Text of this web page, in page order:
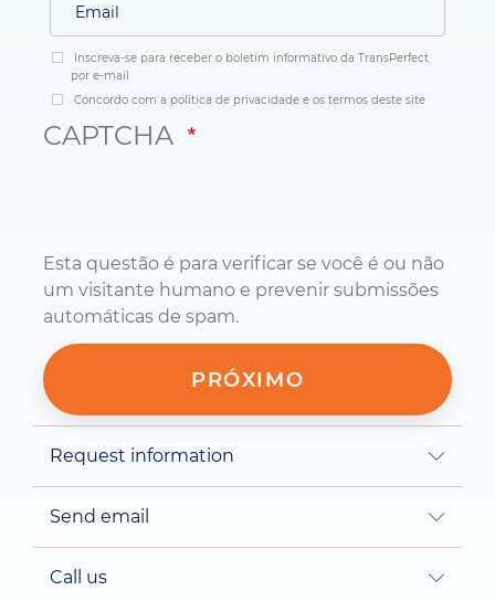
Inscreva-se para receber o boletim informativo da TransPerfect
por e-mail
Concordo com a política de privacidade e os termos deste site
CAPTCHA
Esta questão é para verificar se você é ou não
um visitante humano e prevenir submissões
automáticas de spam.
Request information
Send email
Call us